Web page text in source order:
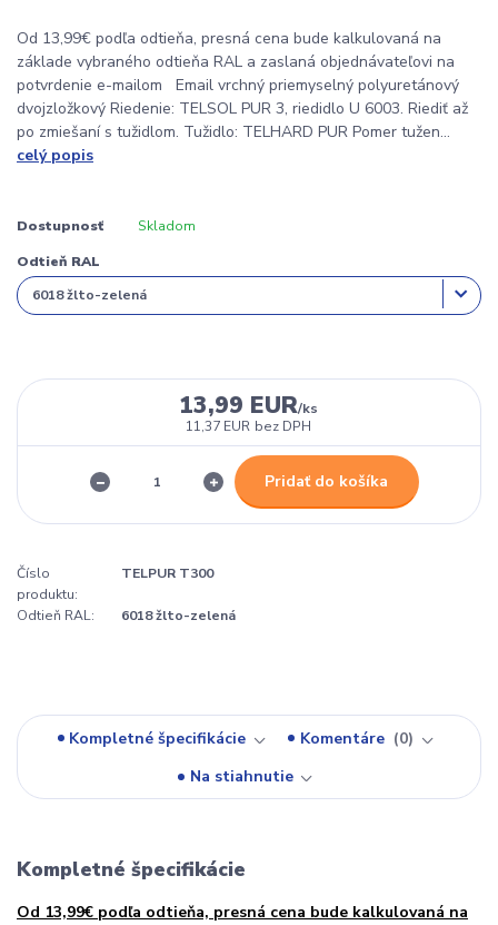
Od 13,99€ podľa odtieňa, presná cena bude kalkulovaná na
základe vybraného odtieňa RAL a zaslaná objednávateľovi na
potvrdenie e-mailom Email vrchný priemyselný polyuretánový
dvojzložkový Riedenie: TELSOL PUR 3, riedidlo U 6003. Riediť až
po zmiešaní s tužidlom. Tužidlo: TELHARD PUR Pomer tužen...
celý popis
Dostupnosť Skladom
Odtieň RAL
13,99 EUR/ks
11,37 EUR bez DPH
Pridať do košíka
Číslo
produktu:
TELPUR T300
Odtieň RAL: 6018 žlto-zelená
Kompletné špecifikácie Komentáre
0
Na stiahnutie
Kompletné špecifikácie
Od 13,99€ podľa odtieňa, presná cena bude kalkulovaná na